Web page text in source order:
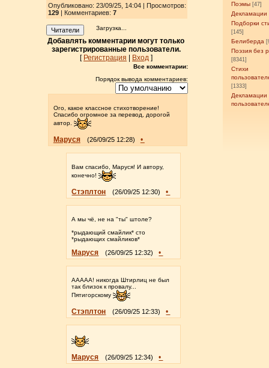
Поэмы [47]
Декламации
Подборки
[145]
Белиберда
Поэзия без
[8341]
Стихи
[1333]
Декламации
Опубликовано: 23/09/25, 14:04 | Просмотров:
129| Комментариев: 7
Читатели Загрузка...
Добавлять комментарии могут только
зарегистрированные пользователи.
[ Регистрация Вход]
Все комментарии:
Порядок вывода комментариев:
Ого, какое классное стихотворение!
Спасибо огромное за перевод, дорогой
автор.
Маруся (26/09/25 12:28) •
Вам спасибо, Маруся! И автору,
конечно!
Стэплтон (26/09/25 12:30) •
А мы чё, не на "ты" штоле?
*рыдающий смайлик* сто
*рыдающих смайликов*
Маруся (26/09/25 12:32) •
ААААА! никогда Штирлиц не был
так близок к провалу...
Пятигорскому
Стэплтон (26/09/25 12:33) •
Маруся (26/09/25 12:34) •